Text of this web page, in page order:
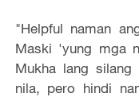
"Helpful naman
Maski 'yung mga
Mukha lang silang
nila, pero hindi